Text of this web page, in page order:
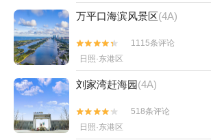
万平口海滨风景区(4A)


1115条评论
日照·东港区
刘家湾赶海园(4A)


518条评论
日照·东港区